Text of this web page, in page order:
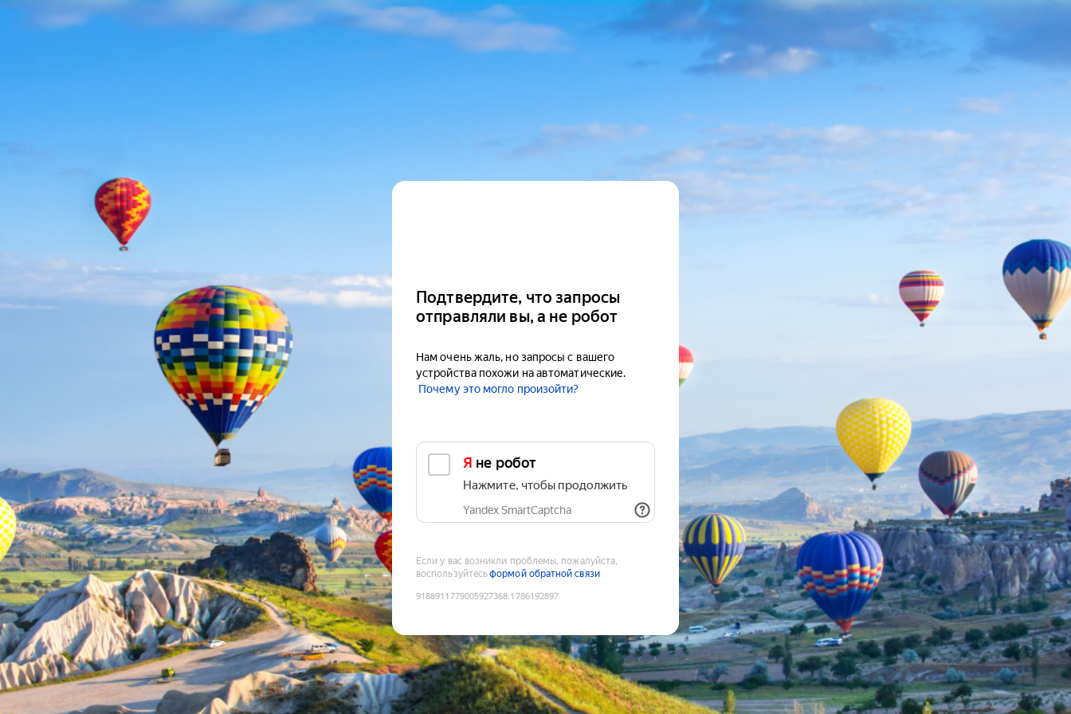
Подтвердите, что запросы
отправляли вы, а не робот
Нам очень жаль, но запросы с вашего
устройства похожи на автоматические.
Почему это могло произойти?
Я не робот
Нажмите, чтобы продолжить
Yandex SmartCaptcha
Если у вас возникли проблемы, пожалуйста,
воспользуйтесьформой обратной связи
9188911779005927368:1786192897